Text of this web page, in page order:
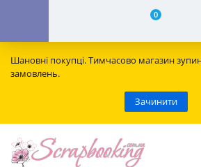
0
Шановні покупці. Тимчасово магазин
замовлень.
Зачинити